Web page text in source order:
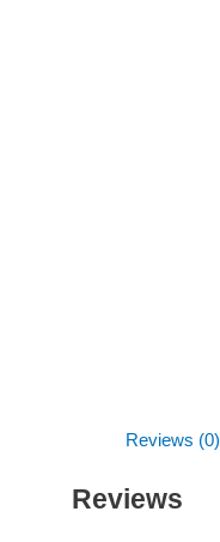
Reviews (0)
Reviews